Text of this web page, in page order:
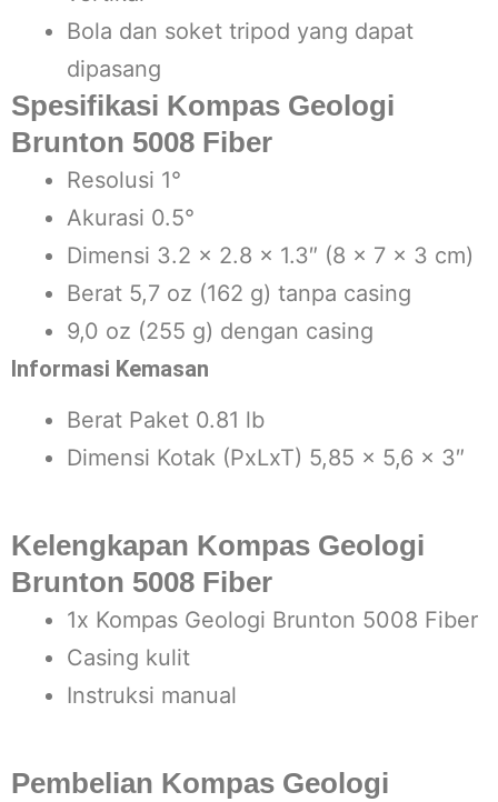
Bola dan soket tripod yang dapat
dipasang
Spesifikasi Kompas Geologi
Brunton 5008 Fiber
Resolusi 1°
Akurasi 0.5°
Dimensi 3.2 x 2.8 x 1.3″ (8 x 7 x 3 cm)
Berat 5,7 oz (162 g) tanpa casing
9,0 oz (255 g) dengan casing
Informasi Kemasan
Berat Paket 0.81 lb
Dimensi Kotak (PxLxT) 5,85 x 5,6 x 3″
Kelengkapan Kompas Geologi
Brunton 5008 Fiber
1x Kompas Geologi Brunton 5008 Fiber
Casing kulit
Instruksi manual
Pembelian Kompas Geologi